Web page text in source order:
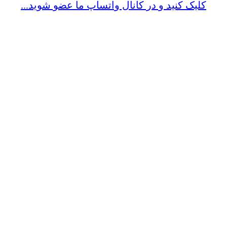
کلیک کنید و در کانال واتساپ ما عضو شوید...